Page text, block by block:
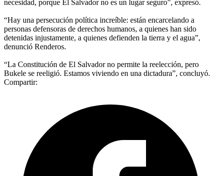
necesidad, porque El Salvador no es un lugar seguro”, expresó.
“Hay una persecución política increíble: están encarcelando a
personas defensoras de derechos humanos, a quienes han sido
detenidas injustamente, a quienes defienden la tierra y el agua”,
denunció Renderos.
“La Constitución de El Salvador no permite la reelección, pero
Bukele se reeligió. Estamos viviendo en una dictadura”, concluyó.
Compartir: